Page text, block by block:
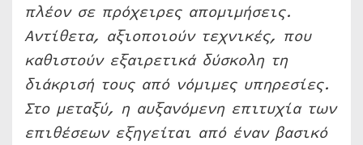
πλέον σε πρόχειρες απομιμήσεις.
Αντίθετα, αξιοποιούν τεχνικές, που
καθιστούν εξαιρετικά δύσκολη τη
διάκρισή τους από νόμιμες υπηρεσίες.
Στο μεταξύ, η αυξανόμενη επιτυχία των
επιθέσεων εξηγείται από έναν βασικό